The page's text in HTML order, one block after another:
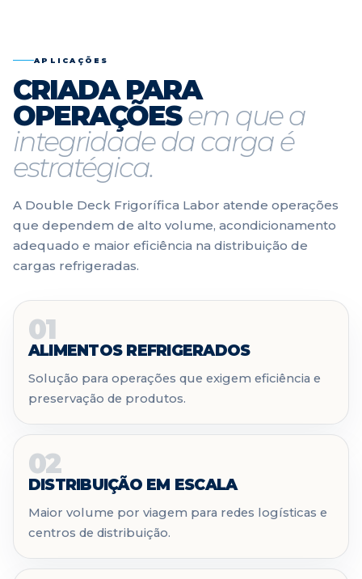
APLICAÇÕES
CRIADA PARA
OPERAÇÕESem que a
integridade da carga é
estratégica.
A Double Deck Frigorífica Labor atende operações
que dependem de alto volume, acondicionamento
adequado e maior eficiência na distribuição de
cargas refrigeradas.
01
ALIMENTOS REFRIGERADOS
Solução para operações que exigem eficiência e
preservação de produtos.
02
DISTRIBUIÇÃO EM ESCALA
Maior volume por viagem para redes logísticas e
centros de distribuição.